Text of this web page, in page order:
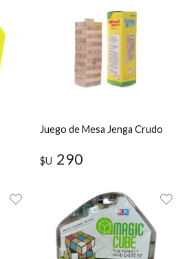
Juego de Mesa Jenga Crudo
$U 290